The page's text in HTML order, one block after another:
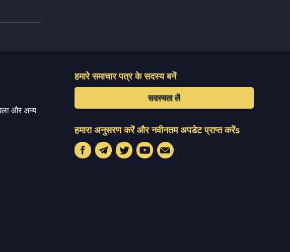
और अन्य
हमारे समाचार पत्र के सदस्य बनें
सदस्यता लें
हमारा अनुसरण करें और नवीनतम अपडेट प्राप्त करेंs